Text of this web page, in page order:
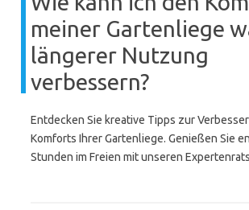
meiner Gartenliege
längerer Nutzung
verbessern?
Entdecken Sie kreative Tipps zur
Komforts Ihrer Gartenliege. Genießen Sie
Stunden im Freien mit unseren